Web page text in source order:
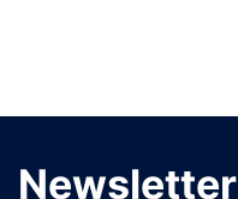
Newsletter